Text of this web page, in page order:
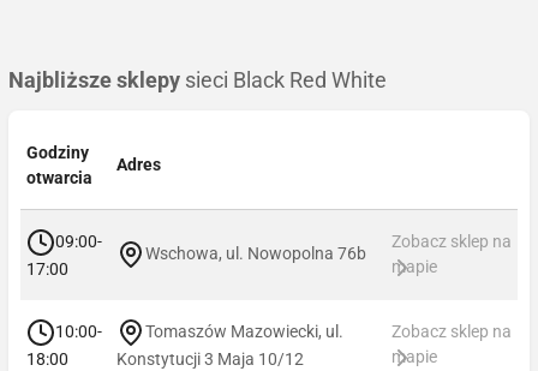
Najbliższe sklepy sieci Black Red White
Godziny
otwarcia
Adres
09:00-
17:00
Wschowa, ul. Nowopolna 76b
Zobacz sklep na
mapie
10:00-
18:00
Tomaszów Mazowiecki, ul.
Konstytucji 3 Maja 10/12
Zobacz sklep na
mapie